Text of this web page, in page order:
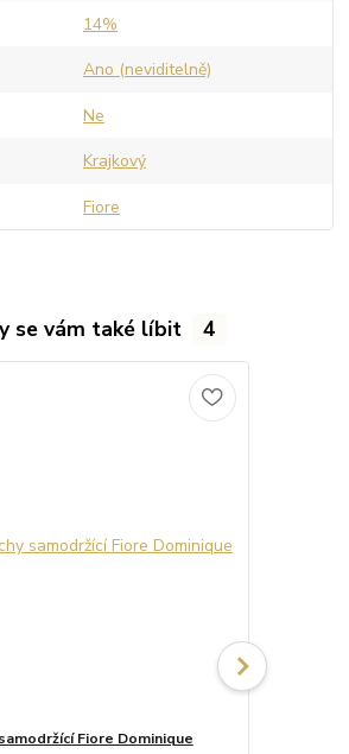
14%
Ano (neviditelně)
Ne
Krajkový
Fiore
se vám také líbit 4
Fiore Dominique